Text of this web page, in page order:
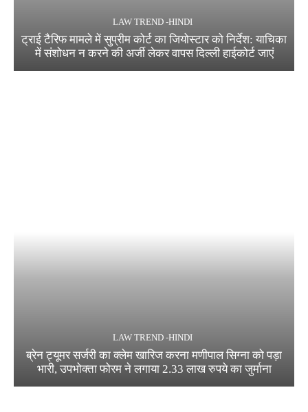
LAW TREND -HINDI
ट्राई टैरिफ मामले में सुप्रीम कोर्ट का जियोस्टार को निर्देश: याचिका
में संशोधन न करने की अर्जी लेकर वापस दिल्ली हाईकोर्ट जाएं
LAW TREND -HINDI
ब्रेन ट्यूमर सर्जरी का क्लेम खारिज करना मणीपाल सिग्ना को पड़ा
भारी, उपभोक्ता फोरम ने लगाया 2.33 लाख रुपये का जुर्माना